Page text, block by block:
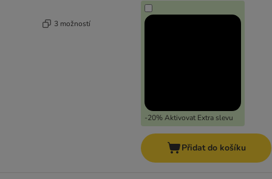
3 možností
-20% Aktivovat Extra slevu
Přidat do košíku